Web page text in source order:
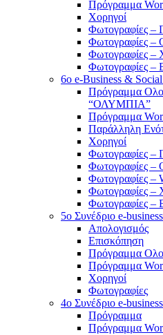
Πρόγραμμα
Χορηγοί
Φωτογραφίες –
Φωτογραφίες –
Φωτογραφίες –
Φωτογραφίες –
6o e-Business &
Πρόγραμμα
“ΟΛΥΜΠΙΑ”
Πρόγραμμα
Παράλληλη
Χορηγοί
Φωτογραφίες –
Φωτογραφίες –
Φωτογραφίες –
Φωτογραφίες –
Φωτογραφίες –
5o Συνέδριο e-
Απολογισμός
Επισκόπηση
Πρόγραμμα
Πρόγραμμα
Χορηγοί
Φωτογραφίες
4o Συνέδριο e-
Πρόγραμμα
Πρόγραμμα